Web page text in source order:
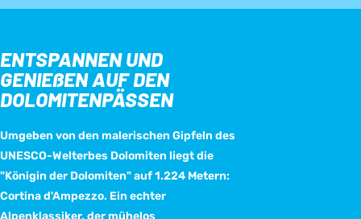
ENTSPANNEN UND
GENIEßEN AUF DEN
DOLOMITENPÄSSEN
Umgeben von den malerischen Gipfeln des
UNESCO-Welterbes Dolomiten liegt die
"Königin der Dolomiten" auf 1.224 Metern:
Cortina d'Ampezzo. Ein echter
Alpenklassiker, der mühelos